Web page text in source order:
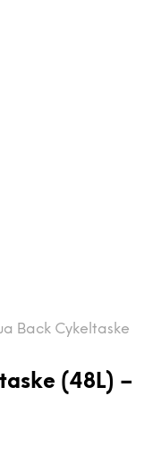
Back Cykeltaske
(48L) –